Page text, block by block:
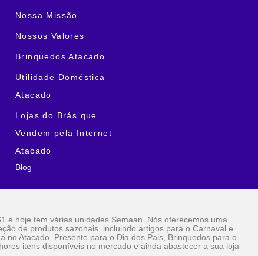
Nossa Missão
Nossos Valores
Brinquedos Atacado
Utilidade Doméstica
Atacado
Lojas do Brás que
Vendem pela Internet
Atacado
Blog
e hoje tem várias unidades Semaan. Nós oferecemos uma
de produtos sazonais, incluindo artigos para o Carnaval e
Atacado, Presente para o Dia dos Pais, Brinquedos para o
itens disponíveis no mercado e ainda abastecer a sua loja